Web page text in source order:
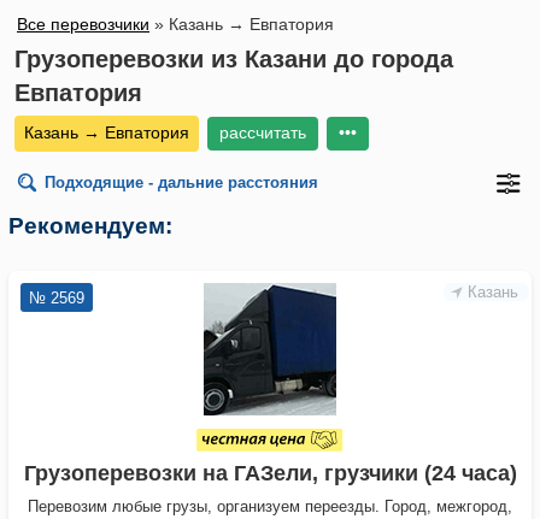
Все перевозчики » Казань → Евпатория
Грузоперевозки из Казани до города
Евпатория
Казань → Евпатория рассчитать •••
Подходящие - дальние расстояния
Рекомендуем:
Казань
№ 2569
Грузоперевозки на ГАЗели, грузчики (24 часа)
Перевозим любые грузы, организуем переезды. Город, межгород,